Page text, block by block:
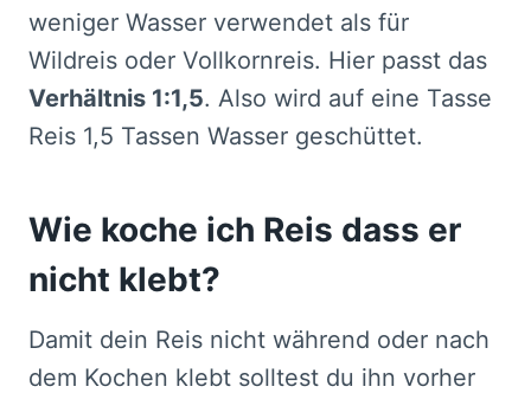
weniger Wasser verwendet als für
Wildreis oder Vollkornreis. Hier passt das
Verhältnis 1:1,5. Also wird auf eine Tasse
Reis 1,5 Tassen Wasser geschüttet.
Wie koche ich Reis dass er
nicht klebt?
Damit dein Reis nicht während oder nach
dem Kochen klebt solltest du ihn vorher